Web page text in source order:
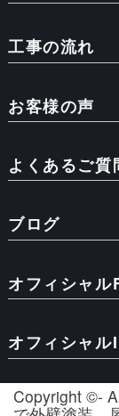
工事の流れ
お客様の声
よくあるご質
ブログ
オフィシャ
オフィシャ
Copyright ©-